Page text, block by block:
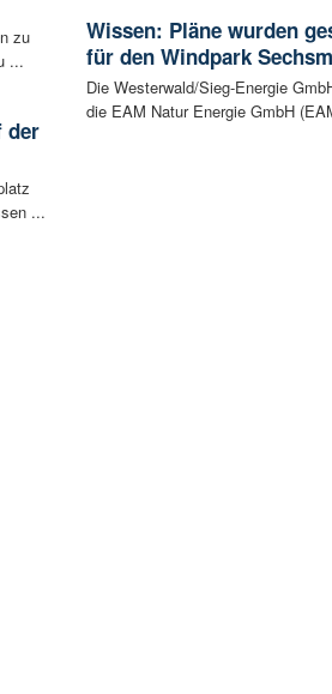
zu
...
der
...
Wissen: Pläne wurden
für den Windpark
Die Westerwald/Sieg-Energie
die EAM Natur Energie GmbH